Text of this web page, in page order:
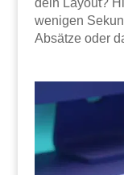
dein Layout?
wenigen
Absätze oder